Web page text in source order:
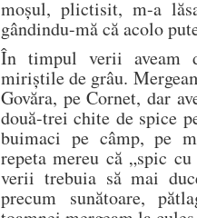
moșul, plictisit, m-a
gândindu-mă că acolo
În timpul verii aveam
miriștile de grâu.
Govăra, pe Cornet, dar
două-trei chite de spice
buimaci pe câmp, pe
repeta mereu că „spic
verii trebuia să mai
precum sunătoare,